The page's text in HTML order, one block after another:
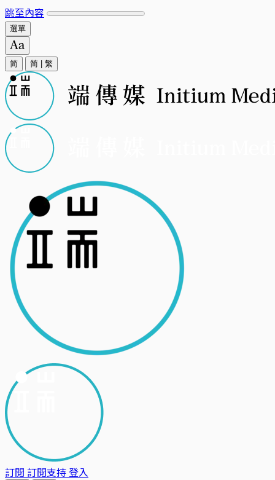
跳至內容
選單
简 简 繁
訂閱 訂閱支持登入